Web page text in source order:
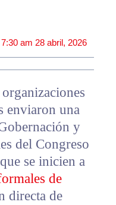
7:30 am 28 abril, 2026
enviaron una
y
del Congreso
se inicien a
de
directa de